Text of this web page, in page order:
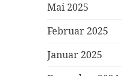
Mai 2025
Februar 2025
Januar 2025